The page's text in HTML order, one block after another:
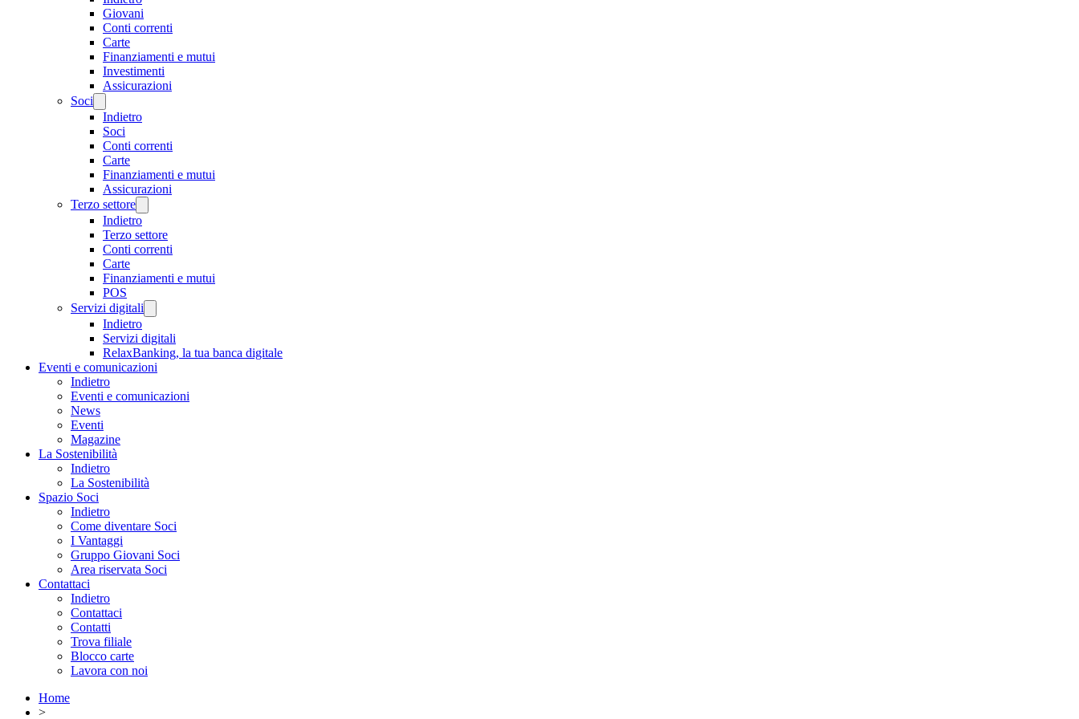
Giovani
Conti correnti
Carte
Finanziamenti e mutui
Investimenti
Assicurazioni
Soci
Indietro
Soci
Conti correnti
Carte
Finanziamenti e mutui
Assicurazioni
Terzo settore
Indietro
Terzo settore
Conti correnti
Carte
Finanziamenti e mutui
POS
Servizi digitali
Indietro
Servizi digitali
RelaxBanking, la tua banca digitale
Eventi e comunicazioni
Indietro
Eventi e comunicazioni
News
Eventi
Magazine
La Sostenibilità
Indietro
La Sostenibilità
Spazio Soci
Indietro
Come diventare Soci
I Vantaggi
Gruppo Giovani Soci
Area riservata Soci
Contattaci
Indietro
Contattaci
Contatti
Trova filiale
Blocco carte
Lavora con noi
Home
>